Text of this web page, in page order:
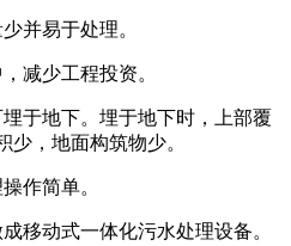
并易于处理。
减少工程投资。
于地下。埋于地下时，上部覆
少，地面构筑物少。
作简单。
移动式一体化污水处理设备。